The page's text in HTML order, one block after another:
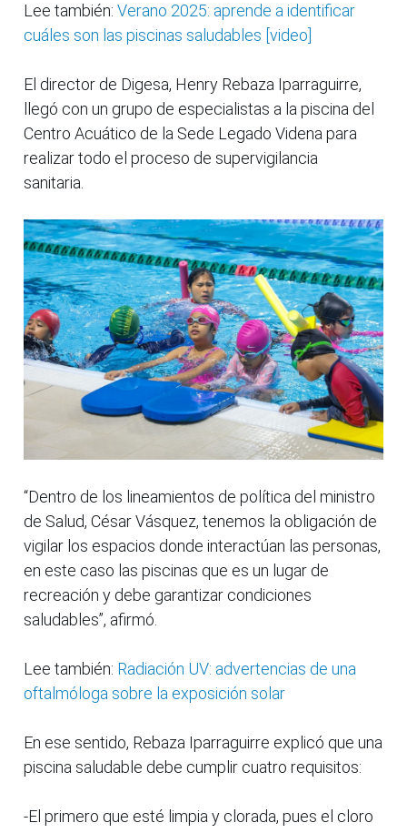
Lee también: Verano 2025: aprende a identificar
cuáles son las piscinas saludables [video]
El director de Digesa, Henry Rebaza Iparraguirre,
llegó con un grupo de especialistas a la piscina del
Centro Acuático de la Sede Legado Videna para
realizar todo el proceso de supervigilancia
sanitaria.
“Dentro de los lineamientos de política del ministro
de Salud, César Vásquez, tenemos la obligación de
vigilar los espacios donde interactúan las personas,
en este caso las piscinas que es un lugar de
recreación y debe garantizar condiciones
saludables”, afirmó.
Lee también: Radiación UV: advertencias de una
oftalmóloga sobre la exposición solar
En ese sentido, Rebaza Iparraguirre explicó que una
piscina saludable debe cumplir cuatro requisitos:
-El primero que esté limpia y clorada, pues el cloro